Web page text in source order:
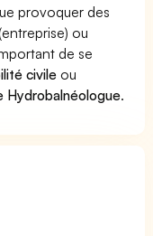
provoquer des
ou
de se
civile ou
Hydrobalnéologue.